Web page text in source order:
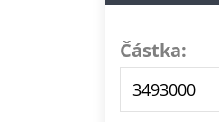
Částka: